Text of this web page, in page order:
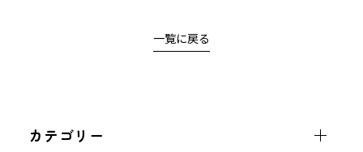
一覧に戻る
カテゴリー